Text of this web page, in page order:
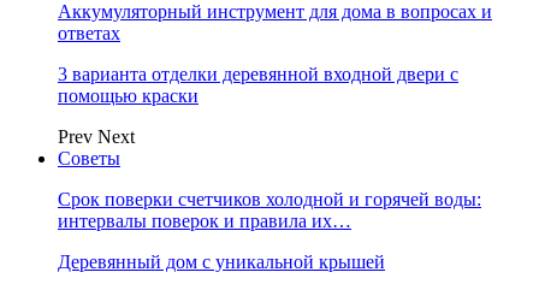
Аккумуляторный инструмент для дома в вопросах и
ответах
3 варианта отделки деревянной входной двери с
помощью краски
Prev Next
Советы
Срок поверки счетчиков холодной и горячей воды:
интервалы поверок и правила их…
Деревянный дом с уникальной крышей